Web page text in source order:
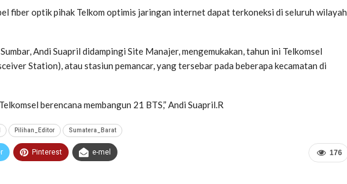
fiber optik pihak Telkom optimis jaringan internet dapat terkoneksi di seluruh wilayah
Andi Suapril didampingi Site Manajer, mengemukakan, tahun ini Telkomsel
Station), atau stasiun pemancar, yang tersebar pada beberapa kecamatan di
berencana membangun 21 BTS,” Andi Suapril.R
Pilihan_Editor Sumatera_Barat
176
Pinterest e-mel